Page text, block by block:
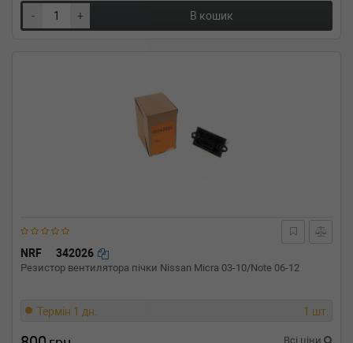
- + В кошик
NRF 342026
Резистор вентилятора пічки Nissan Micra 03-10/Note 06-12
Термін 1 дн. 1 шт.
Всі ціни